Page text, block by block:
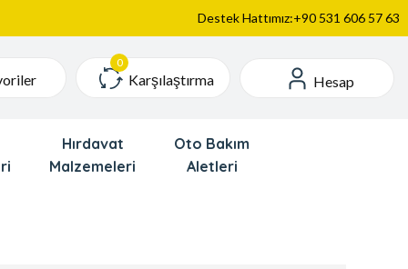
Destek Hattımız:+90 531 606 57 63
Karşılaştırma Hesap
Hırdavat
Malzemeleri
Oto Bakım
Aletleri